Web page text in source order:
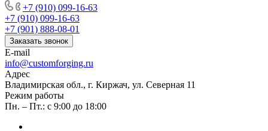
+7 (910) 099-16-63
+7 (910) 099-16-63
+7 (901) 888-08-01
Заказать звонок
E-mail
info@customforging.ru
Адрес
Владимирская обл., г. Киржач, ул. Северная 11
Режим работы
Пн. – Пт.: с 9:00 до 18:00